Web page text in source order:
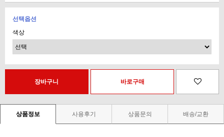
선택옵션
색상
상품정보 사용후기 상품문의 배송/교환